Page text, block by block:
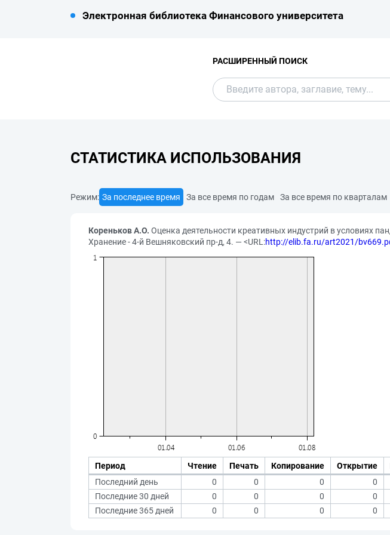
Электронная библиотека Финансового университета
РАСШИРЕННЫЙ ПОИСК
СТАТИСТИКА ИСПОЛЬЗОВАНИЯ
Режим: За последнее время За все время по годам За все время по кварталам
Кореньков А.О. Оценка деятельности креативных индустрий в условиях
Хранение - 4-й Вешняковский пр-д, 4. — <URL:http://elib.fa.ru/art2021/
Период Чтение Печать Копирование Открытие
Последний день
0 0 0 0
Последние 30 дней
0 0 0 0
Последние 365 дней
0 0 0 0